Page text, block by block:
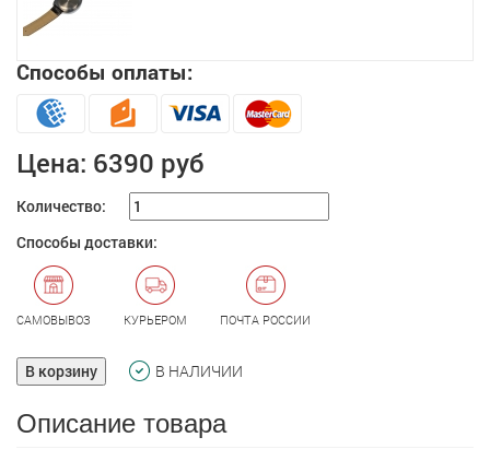
Способы оплаты:
Цена: 6390 руб
Количество:
Способы доставки:
САМОВЫВОЗ КУРЬЕРОМ ПОЧТА РОССИИ
В корзину В НАЛИЧИИ
Описание товара